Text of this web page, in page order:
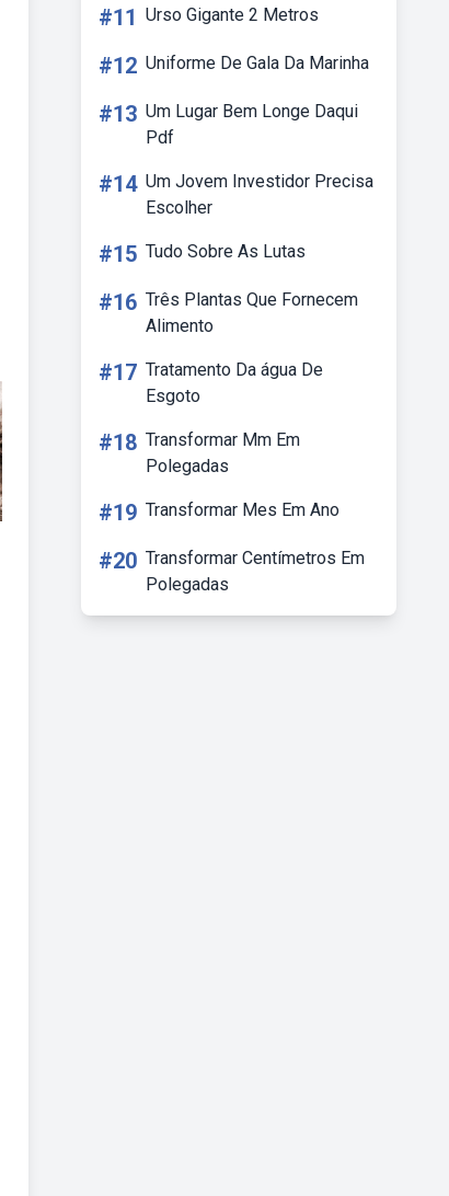
#11 Urso Gigante 2 Metros
#12 Uniforme De Gala Da Marinha
#13 Um Lugar Bem Longe Daqui
Pdf
#14 Um Jovem Investidor Precisa
Escolher
#15 Tudo Sobre As Lutas
#16 Três Plantas Que Fornecem
Alimento
#17 Tratamento Da água De
Esgoto
#18 Transformar Mm Em
Polegadas
#19 Transformar Mes Em Ano
#20 Transformar Centímetros Em
Polegadas